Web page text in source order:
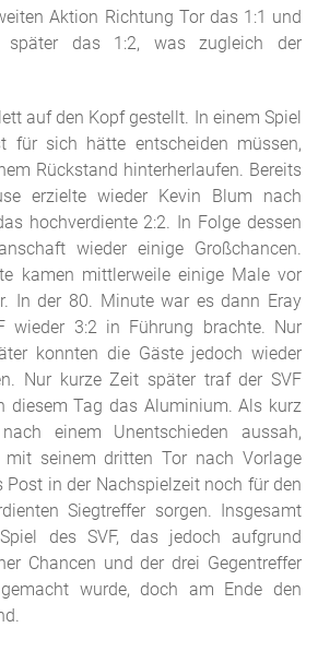
Aktion Richtung Tor das 1:1 und
das 1:2, was zugleich der
auf den Kopf gestellt. In einem Spiel
für sich hätte entscheiden müssen,
Rückstand hinterherlaufen. Bereits
erzielte wieder Kevin Blum nach
hochverdiente 2:2. In Folge dessen
wieder einige Großchancen.
kamen mittlerweile einige Male vor
In der 80. Minute war es dann Eray
wieder 3:2 in Führung brachte. Nur
konnten die Gäste jedoch wieder
Nur kurze Zeit später traf der SVF
diesem Tag das Aluminium. Als kurz
einem Unentschieden aussah,
seinem dritten Tor nach Vorlage
Post in der Nachspielzeit noch für den
Siegtreffer sorgen. Insgesamt
des SVF, das jedoch aufgrund
Chancen und der drei Gegentreffer
wurde, doch am Ende den